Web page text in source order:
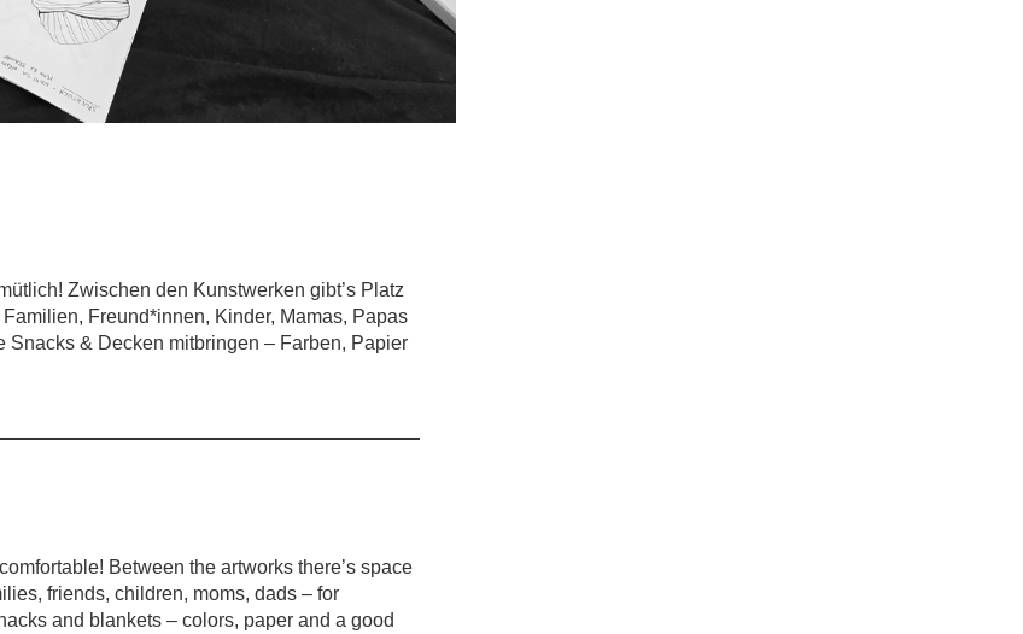
Zwischen den Kunstwerken gibt’s Platz
Freund*innen, Kinder, Mamas, Papas
Snacks & Decken mitbringen – Farben, Papier
Between the artworks there’s space
friends, children, moms, dads – for
and blankets – colors, paper and a good